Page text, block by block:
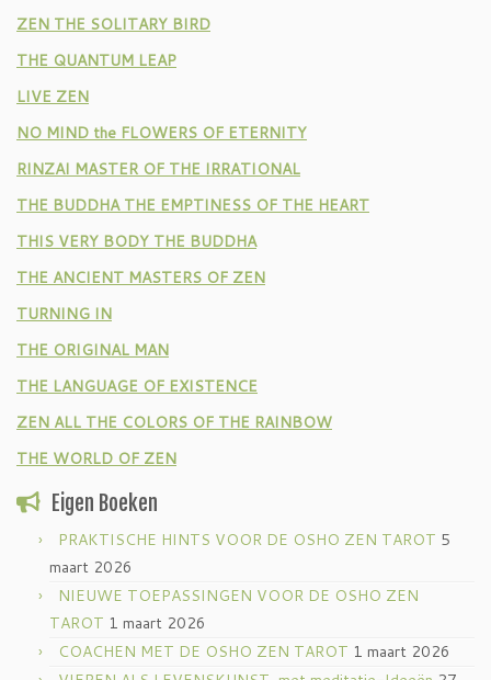
ZEN THE SOLITARY BIRD
THE QUANTUM LEAP
LIVE ZEN
NO MIND the FLOWERS OF ETERNITY
RINZAI MASTER OF THE IRRATIONAL
THE BUDDHA THE EMPTINESS OF THE HEART
THIS VERY BODY THE BUDDHA
THE ANCIENT MASTERS OF ZEN
TURNING IN
THE ORIGINAL MAN
THE LANGUAGE OF EXISTENCE
ZEN ALL THE COLORS OF THE RAINBOW
THE WORLD OF ZEN
Eigen Boeken
PRAKTISCHE HINTS VOOR DE OSHO ZEN TAROT 5
maart 2026
NIEUWE TOEPASSINGEN VOOR DE OSHO ZEN
TAROT 1 maart 2026
COACHEN MET DE OSHO ZEN TAROT 1 maart 2026